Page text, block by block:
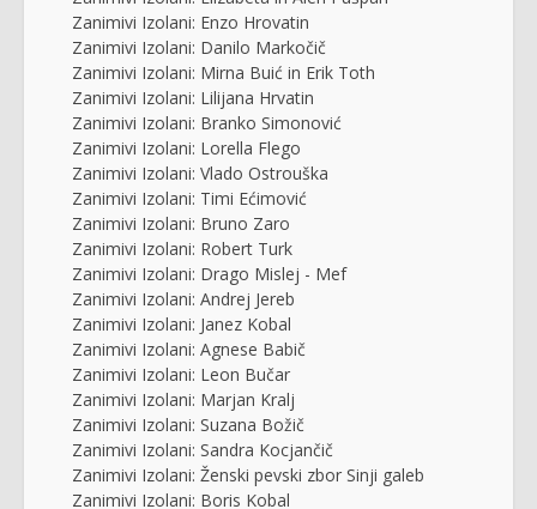
Zanimivi Izolani: Enzo Hrovatin
Zanimivi Izolani: Danilo Markočič
Zanimivi Izolani: Mirna Buić in Erik Toth
Zanimivi Izolani: Lilijana Hrvatin
Zanimivi Izolani: Branko Simonović
Zanimivi Izolani: Lorella Flego
Zanimivi Izolani: Vlado Ostrouška
Zanimivi Izolani: Timi Ećimović
Zanimivi Izolani: Bruno Zaro
Zanimivi Izolani: Robert Turk
Zanimivi Izolani: Drago Mislej - Mef
Zanimivi Izolani: Andrej Jereb
Zanimivi Izolani: Janez Kobal
Zanimivi Izolani: Agnese Babič
Zanimivi Izolani: Leon Bučar
Zanimivi Izolani: Marjan Kralj
Zanimivi Izolani: Suzana Božič
Zanimivi Izolani: Sandra Kocjančič
Zanimivi Izolani: Ženski pevski zbor Sinji galeb
Zanimivi Izolani: Boris Kobal